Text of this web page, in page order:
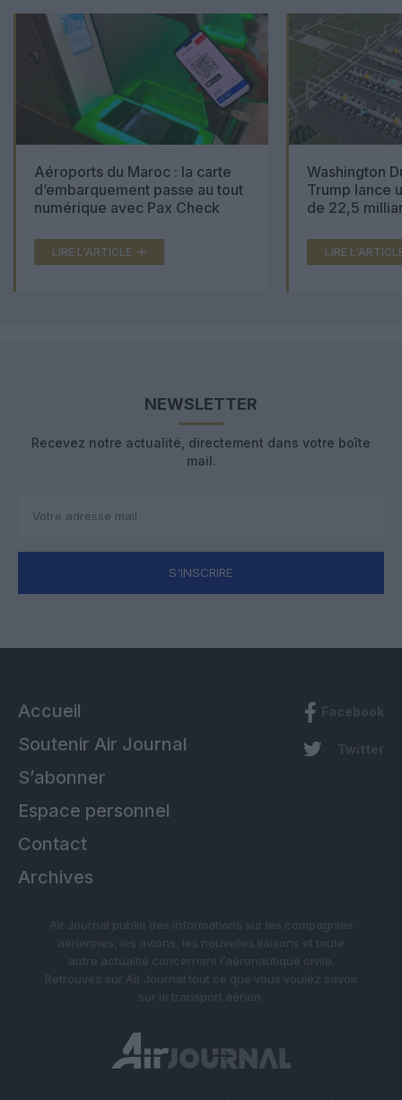
Aéroports du Maroc : la carte
d’embarquement passe au tout
numérique avec Pax Check
LIRE L'ARTICLE
Washington
Trump lance
de 22,5
LIRE
NEWSLETTER
Recevez notre actualité, directement dans votre boîte
mail.
S'INSCRIRE
Accueil
Soutenir Air Journal
S’abonner
Espace personnel
Contact
Archives